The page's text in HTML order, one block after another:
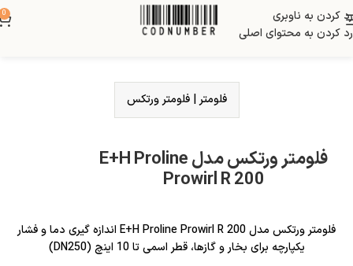
رد کردن به ناوبری
رد کردن به محتوای اصلی
0
فلومتر |فلومتر ورتکس
فلومتر ورتکس مدل E+H Proline
Prowirl R 200
فلومتر ورتکس مدل E+H Proline Prowirl R 200 اندازه گیری دما و فشار
یکپارچه برای بخار و گازها، قطر اسمی تا 10 اینچ (DN250)